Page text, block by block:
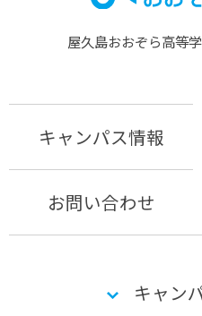
屋久島おおぞら⾼等
キャンパス情報
お問い合わせ
キャン